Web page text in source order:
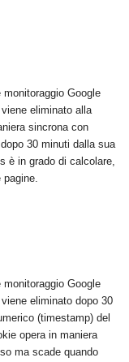
Google
eliminato alla
sincrona con
30 minuti dalla sua
è in grado di calcolare,
pagine.
Google
eliminato dopo 30
(timestamp) del
opera in maniera
ma scade quando